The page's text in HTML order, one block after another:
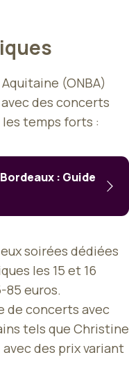
(ONBA)
des concerts
temps forts :
: Guide
soirées dédiées
les 15 et 16
85 euros.
de concerts avec
tels que Christine
des prix variant